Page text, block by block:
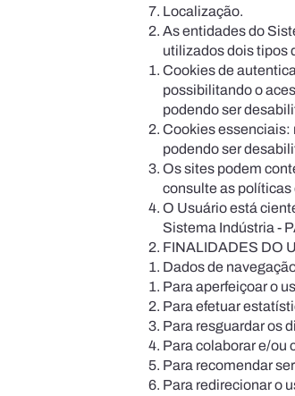
Localização.
As entidades do
utilizados dois tipos
Cookies de
possibilitando o
podendo ser
Cookies essenciais:
podendo ser
Os sites podem
consulte as políticas
O Usuário está
Sistema Indústria -
FINALIDADES DO
Dados de
Para aperfeiçoar o
Para efetuar
Para resguardar os
Para colaborar e/ou
Para recomendar
Para redirecionar o